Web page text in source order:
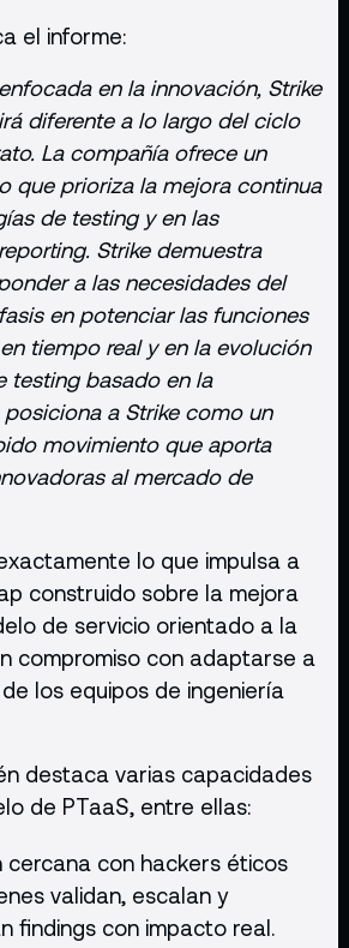
el informe:
en la innovación, Strike
diferente a lo largo del ciclo
La compañía ofrece un
que prioriza la mejora continua
de testing y en las
Strike demuestra
a las necesidades del
en potenciar las funciones
tiempo real y en la evolución
testing basado en la
a Strike como un
movimiento que aporta
al mercado de
lo que impulsa a
construido sobre la mejora
de servicio orientado a la
compromiso con adaptarse a
los equipos de ingeniería
destaca varias capacidades
de PTaaS, entre ellas:
cercana con hackers éticos
validan, escalan y
findings con impacto real.